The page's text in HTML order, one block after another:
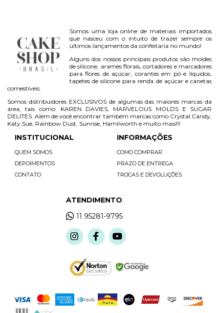
Somos uma loja online de materiais importados
que nasceu com o intuito de trazer sempre os
últimos lançamentos da confeitaria no mundo!
Alguns dos nossos principais produtos são moldes
de silicone, arames florais, cortadores e marcadores
para flores de açúcar, corantes em pó e líquidos,
tapetes de silicone para renda de açúcar e canetas
comestíveis.
Somos distribuidores EXCLUSIVOS de algumas das maiores marcas da
área, tais como: KAREN DAVIES, MARVELOUS MOLDS E SUGAR
DELITES. Além de você encontrar também marcas como Crystal Candy,
Katy Sue, Rainbow Dust, Sunrise, Hamilworth e muito mais!!!
INSTITUCIONAL
QUEM SOMOS
DEPOIMENTOS
CONTATO
INFORMAÇÕES
COMO COMPRAR
PRAZO DE ENTREGA
TROCAS E DEVOLUÇÕES
ATENDIMENTO
11 95281-9795